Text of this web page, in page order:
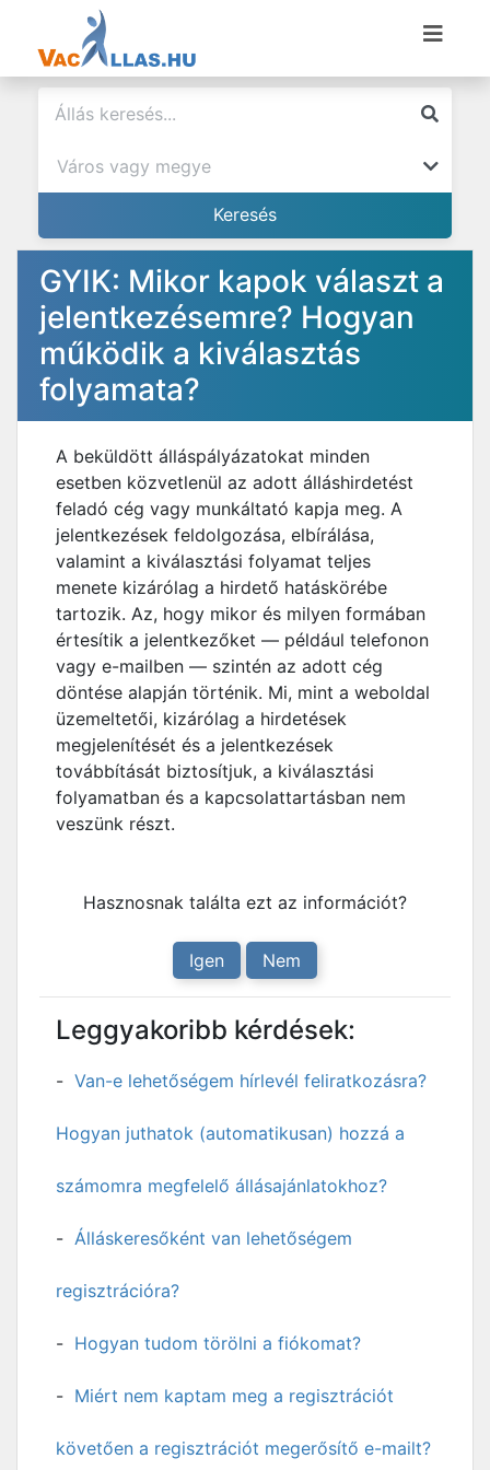
GYIK: Mikor kapok választ a
jelentkezésemre? Hogyan
működik a kiválasztás
folyamata?
A beküldött álláspályázatokat minden
esetben közvetlenül az adott álláshirdetést
feladó cég vagy munkáltató kapja meg. A
jelentkezések feldolgozása, elbírálása,
valamint a kiválasztási folyamat teljes
menete kizárólag a hirdető hatáskörébe
tartozik. Az, hogy mikor és milyen formában
értesítik a jelentkezőket — például telefonon
vagy e-mailben — szintén az adott cég
döntése alapján történik. Mi, mint a weboldal
üzemeltetői, kizárólag a hirdetések
megjelenítését és a jelentkezések
továbbítását biztosítjuk, a kiválasztási
folyamatban és a kapcsolattartásban nem
veszünk részt.
Hasznosnak találta ezt az információt?
Igen Nem
Leggyakoribb kérdések:
Van-e lehetőségem hírlevél feliratkozásra?
Hogyan juthatok (automatikusan) hozzá a
számomra megfelelő állásajánlatokhoz?
Álláskeresőként van lehetőségem
regisztrációra?
Hogyan tudom törölni a fiókomat?
Miért nem kaptam meg a regisztrációt
követően a regisztrációt megerősítő e-mailt?